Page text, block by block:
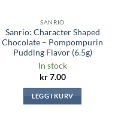
SANRIO
Sanrio: Character Shaped
Chocolate – Pompompurin
Pudding Flavor (6.5g)
In stock
kr7.00
LEGG I KURV